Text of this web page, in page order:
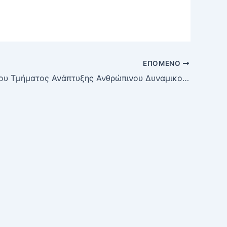
ΕΠΌΜΕΝΟ
Έγγραφα του Τμήματος Ανάπτυξης Ανθρώπινου Δυναμικού της Διεύθυνσης Προγραμματισμού και Ανάπτυξης Ανθρώπινου Δυναμικού του Υπουργείου Διοικητικής Ανασυγκρότησης με θέμα: